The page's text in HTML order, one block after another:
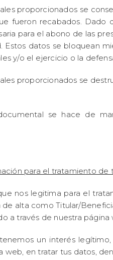
proporcionados se
fueron recabados. Dado
para el abono de las
Estos datos se bloquean
y/o el ejercicio o la
proporcionados se
se hace de
para el tratamiento de
nos legitima para el
de alta como Titular/
a través de nuestra
un interés
web, en tratar tus datos,